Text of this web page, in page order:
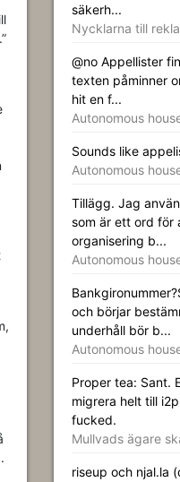
säkerh...
Nycklarna till
@no Appellister
texten påminner
hit en f...
Autonomous
Sounds like
Autonomous
Tillägg. Jag
som är ett ord för
organisering b...
Autonomous
och börjar
underhåll bör b...
Autonomous
Proper tea: Sant.
migrera helt till
fucked.
Mullvads ägare
riseup och njal.la